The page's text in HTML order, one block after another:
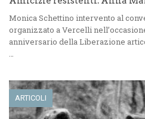
Monica Schettino intervento al
organizzato a Vercelli
anniversario della Liberazione
…
ARTICOLI